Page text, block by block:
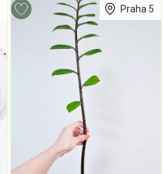
Praha 5